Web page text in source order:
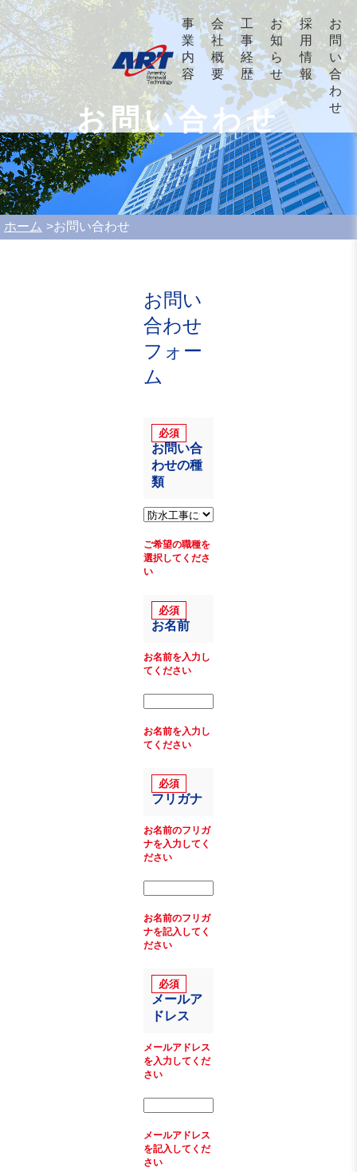
事
業
内
容
会
社
概
要
工
事
経
歴
お
知
ら
せ
採
用
情
報
お
問
い
合
わ
せ
お問い合わせ
ホーム お問い合わせ
お問い
合わせ
フォー
ム
お問い合
わせの種
類
ご希望の職種を
選択してくださ
い
お名前
お名前を入力し
てください
お名前を入力し
てください
フリガナ
お名前のフリガ
ナを入力してく
ださい
お名前のフリガ
ナを記入してく
ださい
メールア
ドレス
メールアドレス
を入力してくだ
さい
メールアドレス
を記入してくだ
さい